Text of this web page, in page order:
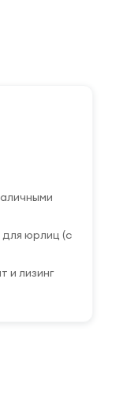
юрлиц (с
и лизинг